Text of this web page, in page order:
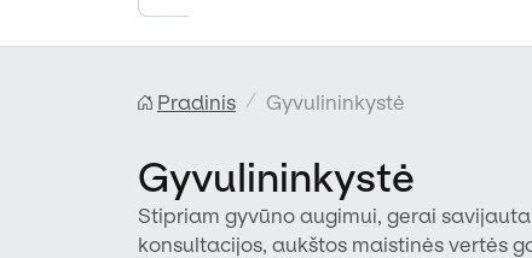
Pradinis Gyvulininkystė
Gyvulininkystė
Stipriam gyvūno augimui, gerai
konsultacijos, aukštos maistinės vertės